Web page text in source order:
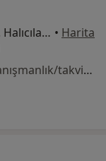
Molla Gürani Mahallesi Vatan Cad. Halıcılar Köşkü Sk. No:11 Aksaray, Fatih • Harita
Bu uzman ilgili adres için online danışmanlık/takvim sunmuyor.